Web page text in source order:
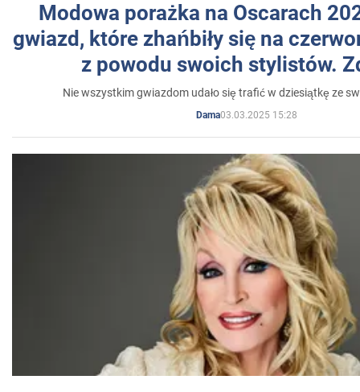
Modowa porażka na Oscarach
gwiazd, które zhańbiły się na
z powodu swoich stylistów.
Nie wszystkim gwiazdom udało się trafić w dziesiątkę ze
Dama03.03.2025 15:28